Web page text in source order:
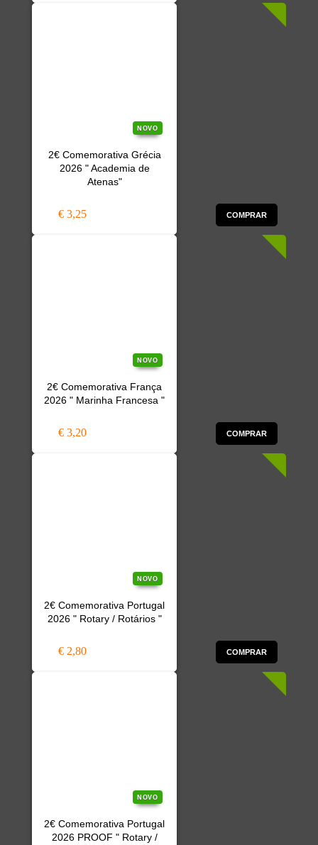
NOVO
2€ Comemorativa Grécia
2026 " Academia de
Atenas"
€ 3,25 COMPRAR
NOVO
2€ Comemorativa França
2026 " Marinha Francesa "
€ 3,20 COMPRAR
NOVO
2€ Comemorativa Portugal
2026 " Rotary / Rotários "
€ 2,80 COMPRAR
NOVO
2€ Comemorativa Portugal
2026 PROOF " Rotary /